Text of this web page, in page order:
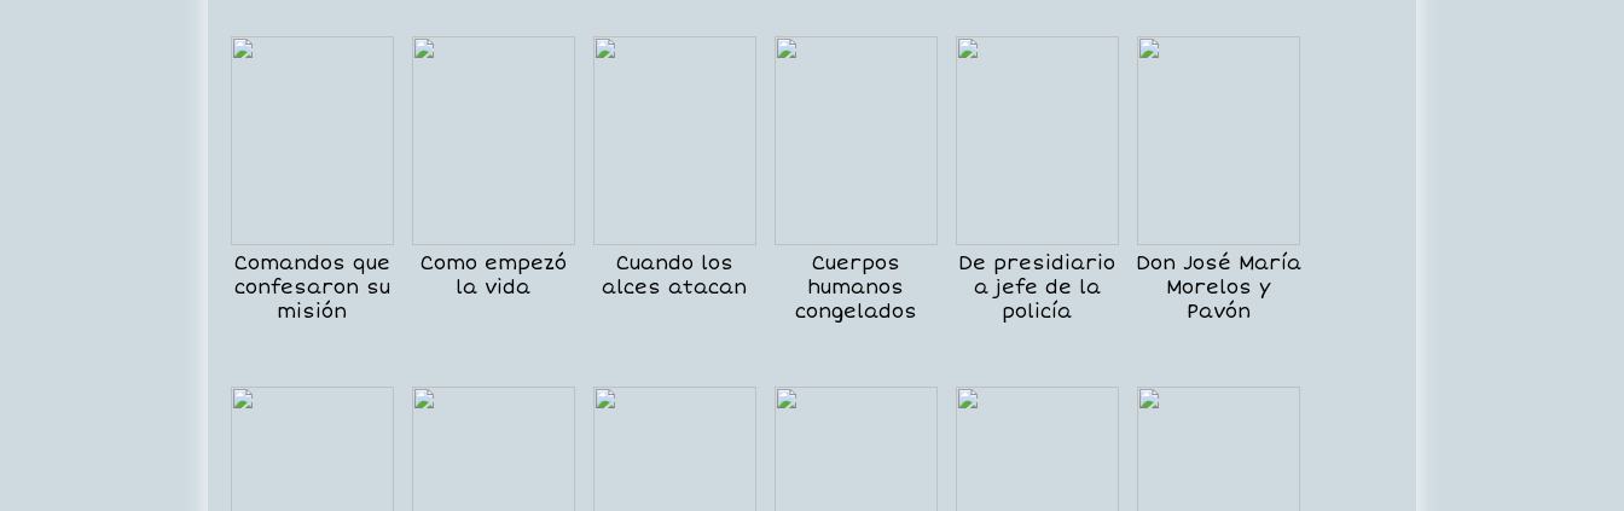
Comandos que
confesaron su
misión
Como empezó
la vida
Cuando los
alces atacan
Cuerpos
humanos
congelados
De presidiario
a jefe de la
policía
Don José María
Morelos y
Pavón